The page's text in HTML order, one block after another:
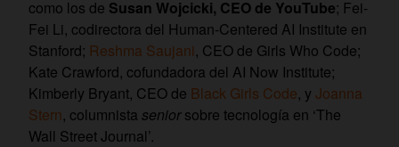
como los de Susan Wojcicki, CEO de YouTube; Fei-
Fei Li, codirectora del Human-Centered AI Institute en
Stanford; Reshma Saujani, CEO de Girls Who Code;
Kate Crawford, cofundadora del AI Now Institute;
Kimberly Bryant, CEO de Black Girls Code, y Joanna
Stern, columnista seniorsobre tecnología en ‘The
Wall Street Journal’.